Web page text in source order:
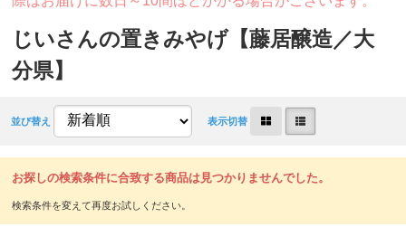
じいさんの置きみやげ【藤居醸造／大
分県】
並び替え 表示切替
お探しの検索条件に合致する商品は見つかりませんでした。